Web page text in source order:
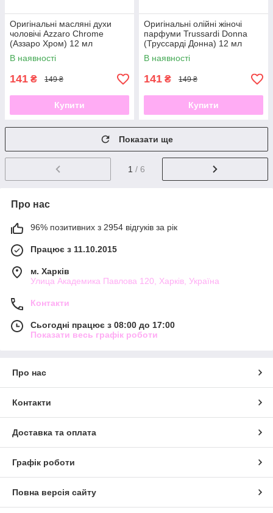
Оригінальні масляні духи
чоловічі Azzaro Chrome
(Аззаро Хром) 12 мл
В наявності
141 ₴ 149 ₴
Купити
Оригінальні олійні жіночі
парфуми Trussardi Donna
(Труссарді Донна) 12 мл
В наявності
141 ₴ 149 ₴
Купити
Показати ще
1 / 6
Про нас
96% позитивних з 2954 відгуків за рік
Працює з 11.10.2015
м. Харків
Улица Академика Павлова 120, Харків, Україна
Контакти
Сьогодні працює з 08:00 до 17:00
Показати весь графік роботи
Про нас
Контакти
Доставка та оплата
Графік роботи
Повна версія сайту